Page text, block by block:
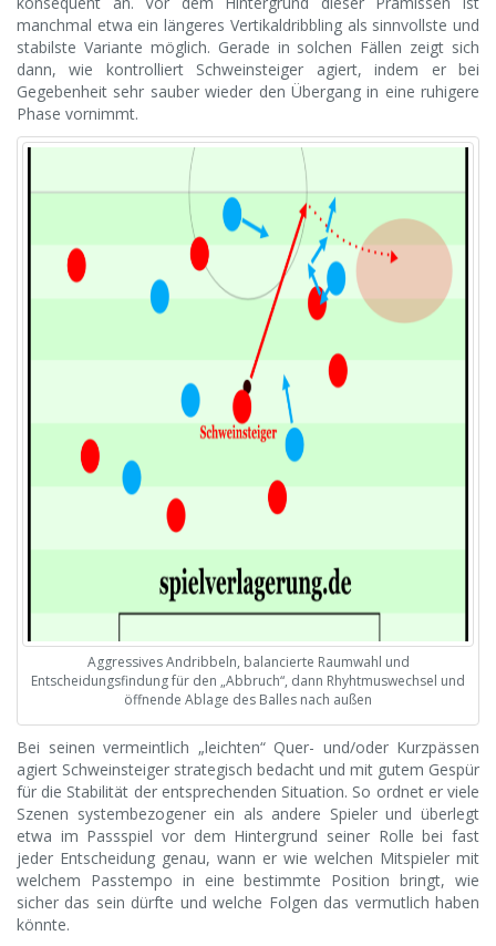
manchmal etwa ein längeres Vertikaldribbling als sinnvollste und
stabilste Variante möglich. Gerade in solchen Fällen zeigt sich
dann, wie kontrolliert Schweinsteiger agiert, indem er bei
Gegebenheit sehr sauber wieder den Übergang in eine ruhigere
Phase vornimmt.
Aggressives Andribbeln, balancierte Raumwahl und
Entscheidungsfindung für den „Abbruch“, dann Rhyhtmuswechsel und
öffnende Ablage des Balles nach außen
Bei seinen vermeintlich „leichten“ Quer- und/oder Kurzpässen
agiert Schweinsteiger strategisch bedacht und mit gutem Gespür
für die Stabilität der entsprechenden Situation. So ordnet er viele
Szenen systembezogener ein als andere Spieler und überlegt
etwa im Passspiel vor dem Hintergrund seiner Rolle bei fast
jeder Entscheidung genau, wann er wie welchen Mitspieler mit
welchem Passtempo in eine bestimmte Position bringt, wie
sicher das sein dürfte und welche Folgen das vermutlich haben
könnte.